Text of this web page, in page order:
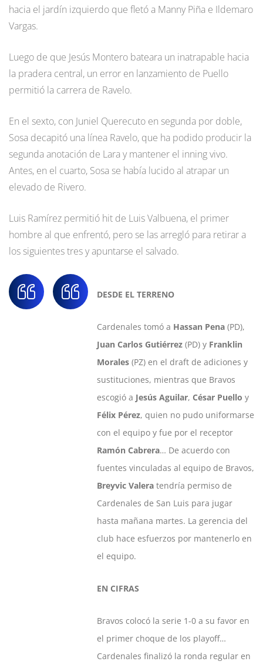
hacia el jardín izquierdo que fletó a Manny Piña e Ildemaro
Vargas.
Luego de que Jesús Montero bateara un inatrapable hacia
la pradera central, un error en lanzamiento de Puello
permitió la carrera de Ravelo.
En el sexto, con Juniel Querecuto en segunda por doble,
Sosa decapitó una línea Ravelo, que ha podido producir la
segunda anotación de Lara y mantener el inning vivo.
Antes, en el cuarto, Sosa se había lucido al atrapar un
elevado de Rivero.
Luis Ramírez permitió hit de Luis Valbuena, el primer
hombre al que enfrentó, pero se las arregló para retirar a
los siguientes tres y apuntarse el salvado.
DESDE EL TERRENO
Cardenales tomó a Hassan Pena (PD),
Juan Carlos Gutiérrez (PD) y Franklin
Morales (PZ) en el draft de adiciones y
sustituciones, mientras que Bravos
escogió a Jesús Aguilar, César Puello y
Félix Pérez, quien no pudo uniformarse
con el equipo y fue por el receptor
Ramón Cabrera… De acuerdo con
fuentes vinculadas al equipo de Bravos,
Breyvic Valera tendría permiso de
Cardenales de San Luis para jugar
hasta mañana martes. La gerencia del
club hace esfuerzos por mantenerlo en
el equipo.
EN CIFRAS
Bravos colocó la serie 1-0 a su favor en
el primer choque de los playoff…
Cardenales finalizó la ronda regular en